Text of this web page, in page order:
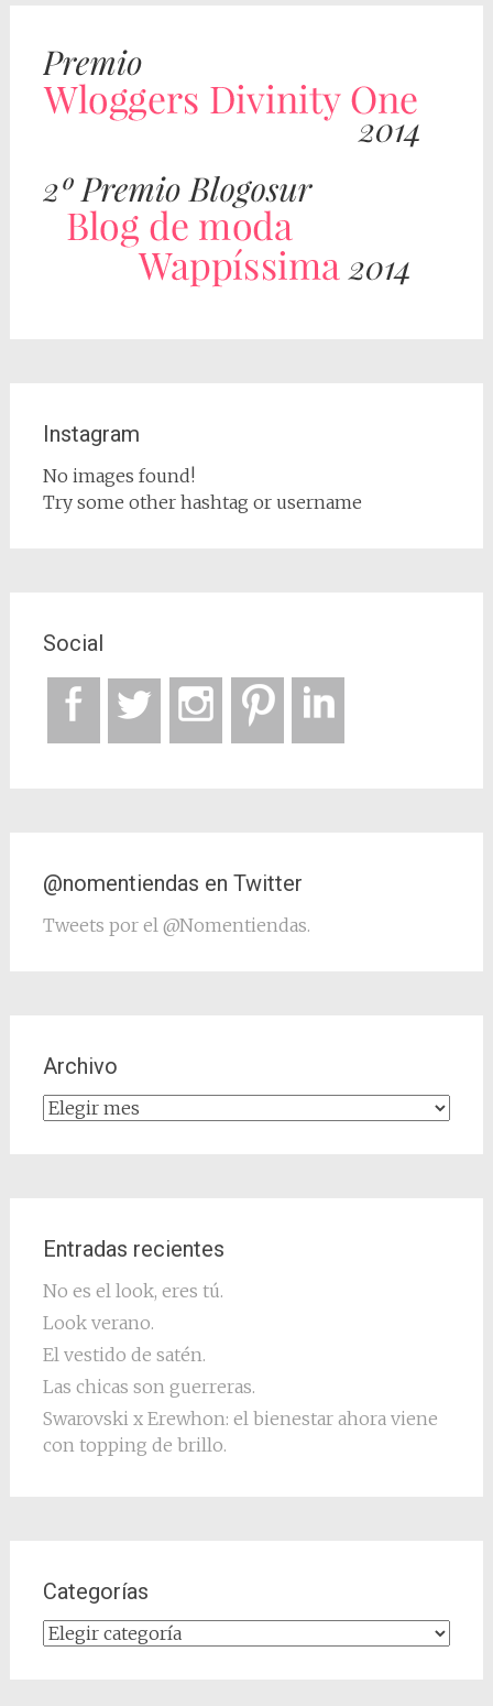
Instagram
No images found!
Try some other hashtag or username
Social
@nomentiendas en Twitter
Tweets por el @Nomentiendas.
Archivo
Archivo
Entradas recientes
No es el look, eres tú.
Look verano.
El vestido de satén.
Las chicas son guerreras.
Swarovski x Erewhon: el bienestar ahora viene
con topping de brillo.
Categorías
Categorías